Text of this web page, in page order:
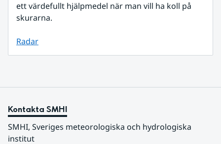
ett värdefullt hjälpmedel när man vill ha koll på
skurarna.
Radar
Kontakta SMHI
SMHI, Sveriges meteorologiska och hydrologiska
institut